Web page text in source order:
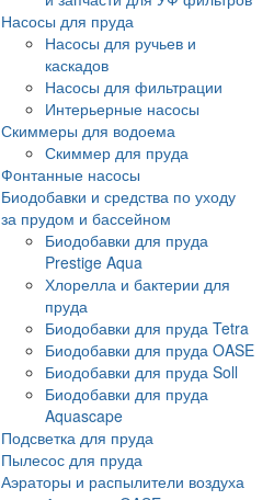
Насосы для пруда
Насосы для ручьев и
каскадов
Насосы для фильтрации
Интерьерные насосы
Скиммеры для водоема
Скиммер для пруда
Фонтанные насосы
Биодобавки и средства по уходу
за прудом и бассейном
Биодобавки для пруда
Prestige Aqua
Хлорелла и бактерии для
пруда
Биодобавки для пруда Tetra
Биодобавки для пруда OASE
Биодобавки для пруда Soll
Биодобавки для пруда
Aquascape
Подсветка для пруда
Пылесос для пруда
Аэраторы и распылители воздуха